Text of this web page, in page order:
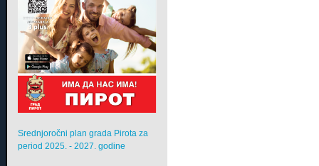
Srednjoročni plan grada Pirota za
period 2025. - 2027. godine